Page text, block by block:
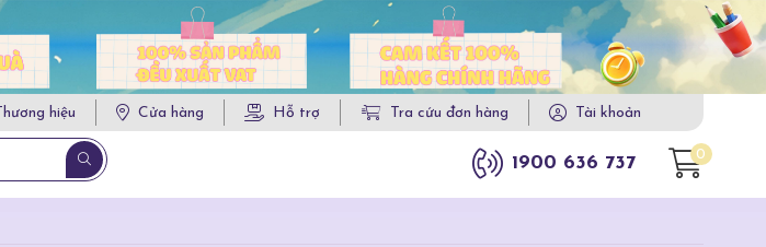
Thương hiệu Cửa hàng Hỗ trợ Tra cứu đơn hàng Tài khoản
1900 636 737 0